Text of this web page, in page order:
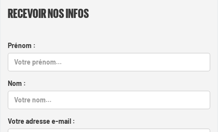
RECEVOIR NOS INFOS
Prénom :
Nom :
Votre adresse e-mail :